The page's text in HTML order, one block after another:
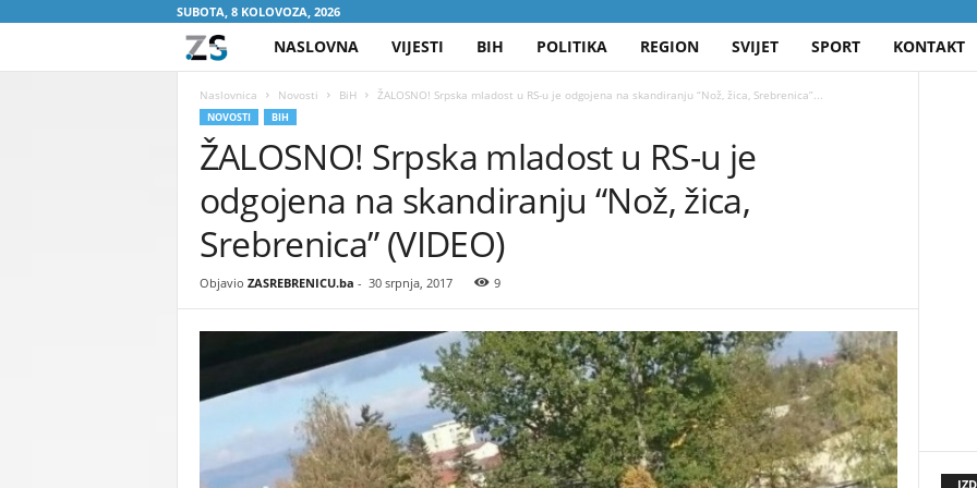
SUBOTA, 8 KOLOVOZA, 2026
A
E
B
R
E
NASLOVNA VIJESTI BIH POLITIKA REGION SVIJET SPORT KONTAKT
Naslovnica Novosti BiH ŽALOSNO! Srpska mladost u RS-u je odgojena na skandiranju “Nož, žica, Srebrenica”...
NOVOSTI BIH
ŽALOSNO! Srpska mladost u RS-u je
odgojena na skandiranju “Nož, žica,
Srebrenica” (VIDEO)
Objavio ZASREBRENICU.ba - 30 srpnja, 2017 9